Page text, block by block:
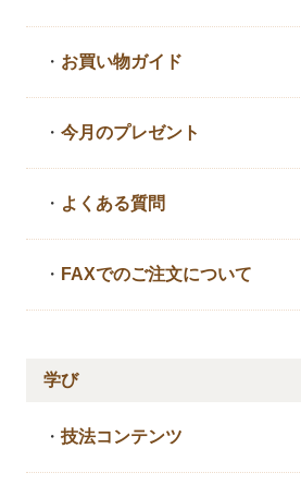
・ お買い物ガイド
・今月のプレゼント
・ よくある質問
・ FAXでのご注文について
学び
・技法コンテンツ